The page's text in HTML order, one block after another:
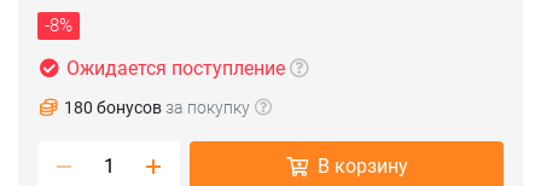
-8%
Ожидается поступление
180 бонусов за покупку
В корзину